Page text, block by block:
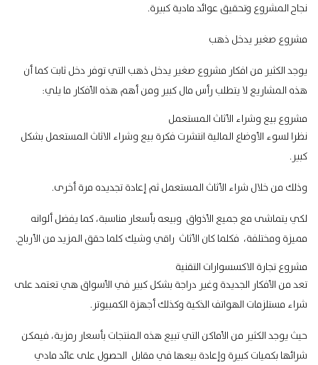
نجاح المشروع وتحقيق عوائد مادية كبيرة.
مشروع صغير يدخل ذهب
يوجد الكثير من افكار مشروع صغير يدخل ذهب التي توفر دخل ثابت كما أن
هذه المشاريع لا يتطلب رأس مال كبير ومن أهم هذه الأفكار ما يلي:
مشروع بيع وشراء الأثاث المستعمل
نظرا لسوء الأوضاع المالية انتشرت فكرة بيع وشراء الاثاث المستعمل بشكل
كبير.
وذلك من خلال شراء الأثاث المستعمل ثم إعادة تجديده مرة أخرى.
لكي يتماشى مع جميع الأذواق وبيعه بأسعار مناسبة، كما يفضل ألوانه
مميزة ومختلفة، فكلما كان الأثاث راقي وشيك كلما حقق المزيد من الأرباح.
مشروع تجارة الاكسسوارات التقنية
تعد من الأفكار الجديدة وغير دراجة بشكل كبير في الأسواق هي تعتمد على
شراء مستلزمات الهواتف الذكية وكذلك أجهزة الكمبيوتر.
حيث يوجد الكثير من الأماكن التي تبيع هذه المنتجات بأسعار رمزية، فيمكن
شرائها بكميات كبيرة وإعادة بيعها في مقابل الحصول على عائد مادي